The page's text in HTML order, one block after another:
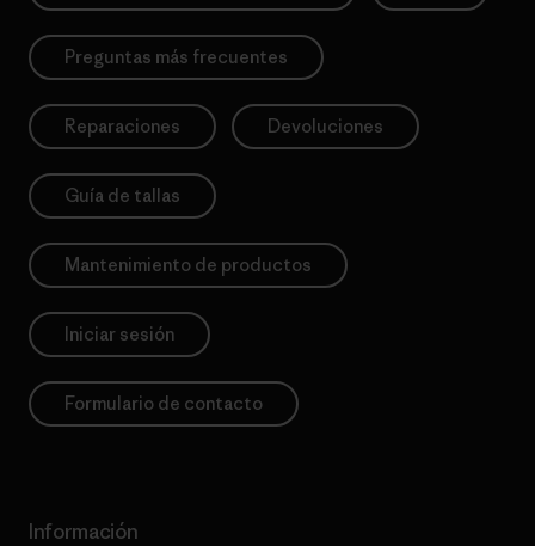
Preguntas más frecuentes
Reparaciones Devoluciones
Guía de tallas
Mantenimiento de productos
Iniciar sesión
Formulario de contacto
Información